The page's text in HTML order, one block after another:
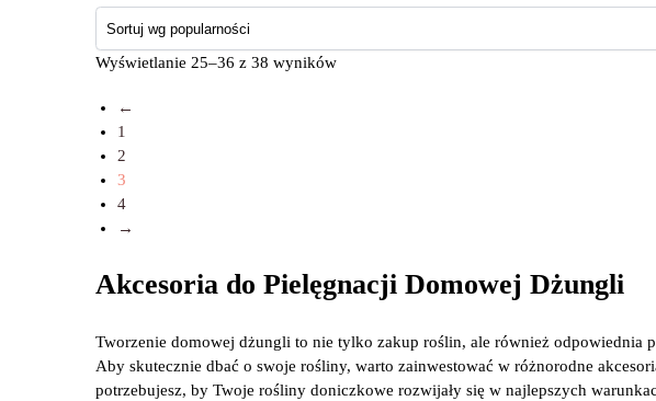
Wyświetlanie 25–36 z 38 wyników
←
1
2
3
4
→
Akcesoria do Pielęgnacji Domowej Dżungli
Tworzenie domowej dżungli to nie tylko zakup roślin, ale również odpowiednia
Aby skutecznie dbać o swoje rośliny, warto zainwestować w różnorodne
potrzebujesz, by Twoje rośliny doniczkowe rozwijały się w najlepszych